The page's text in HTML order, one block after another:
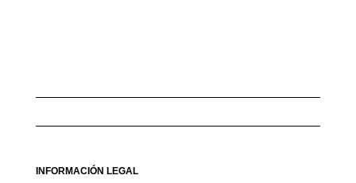
INFORMACIÓN LEGAL